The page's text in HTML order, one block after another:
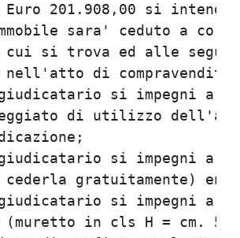
Euro 201.908,00 si
sara'
si trova ed alle
si
di
si
cederla
si
(muretto in cls H =